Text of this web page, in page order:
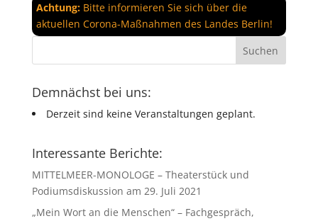
Achtung:Bitte informieren Sie sich über die
aktuellen Corona-Maßnahmen des Landes Berlin!
Demnächst bei uns:
Derzeit sind keine Veranstaltungen geplant.
Interessante Berichte:
MITTELMEER-MONOLOGE – Theaterstück und
Podiumsdiskussion am 29. Juli 2021
„Mein Wort an die Menschen“ – Fachgespräch,